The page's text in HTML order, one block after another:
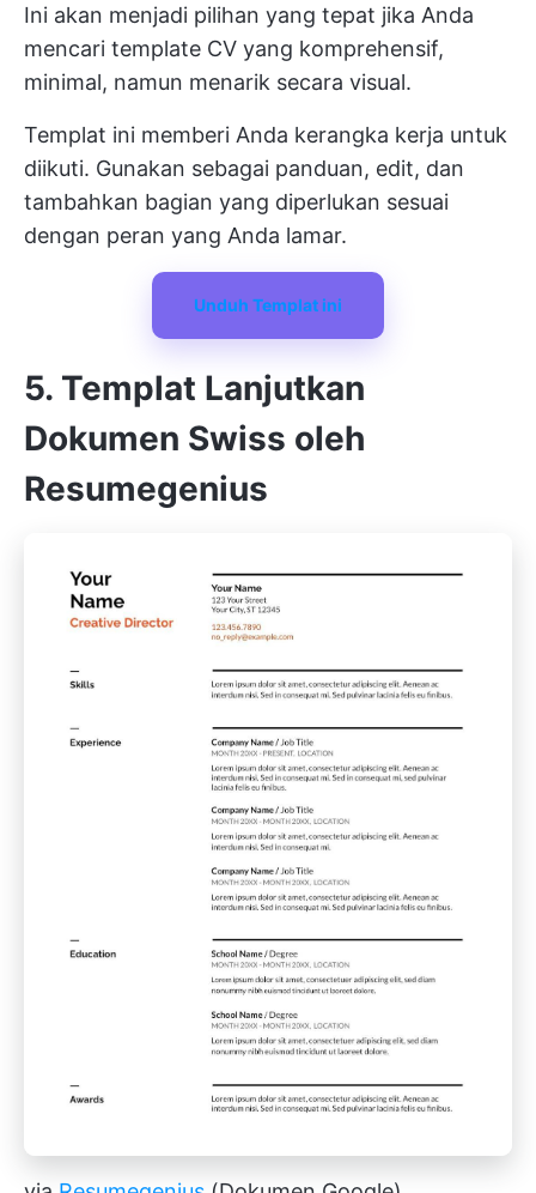
Ini akan menjadi pilihan yang tepat jika Anda
mencari template CV yang komprehensif,
minimal, namun menarik secara visual.
Templat ini memberi Anda kerangka kerja untuk
diikuti. Gunakan sebagai panduan, edit, dan
tambahkan bagian yang diperlukan sesuai
dengan peran yang Anda lamar.
Unduh Templat ini
5. Templat Lanjutkan
Dokumen Swiss oleh
Resumegenius